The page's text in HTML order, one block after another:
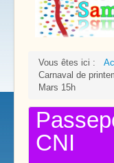
Vous êtes ici :
Carnaval de
Mars 15h
CNI